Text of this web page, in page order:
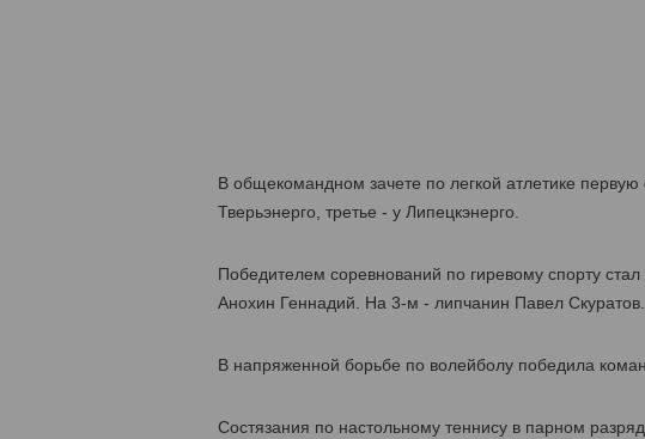
В общекомандном зачете по легкой атлетике
Тверьэнерго, третье - у Липецкэнерго.
Победителем соревнований по гиревому спорту
Анохин Геннадий. На 3-м - липчанин Павел Скуратов.
В напряженной борьбе по волейболу победила
Состязания по настольному теннису в парном